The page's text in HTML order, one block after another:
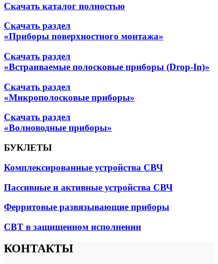
Скачать каталог полностью
Скачать раздел
«Приборы поверхностного монтажа»
Скачать раздел
«Встраиваемые полосковые приборы (Drop-In)»
Скачать раздел
«Микрополосковые приборы»
Скачать раздел
«Волноводные приборы»
БУКЛЕТЫ
Комплексированные устройства СВЧ
Пассивные и активные устройства СВЧ
Ферритовые развязывающие приборы
СВТ в защищенном исполнении
КОНТАКТЫ